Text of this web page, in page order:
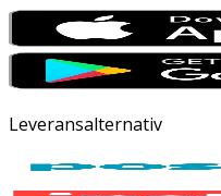
Leveransalternativ